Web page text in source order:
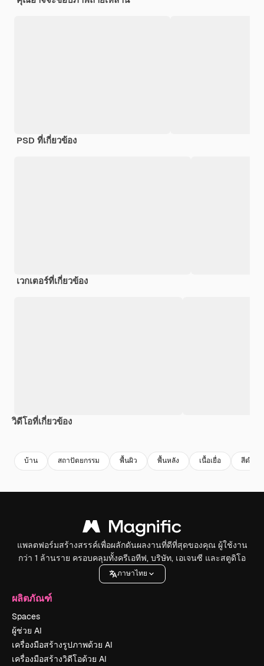
PSD ที่เกี่ยวข้อง
เวกเตอร์ที่เกี่ยวข้อง
วิดีโอที่เกี่ยวข้อง
บ้าน สถาปัตยกรรม พื้นผิว พื้นหลัง เนื้อเยื่อ สีดํา
แพลตฟอร์มสร้างสรรค์เพื่อผลักดันผลงานที่ดีที่สุดของคุณ ผู้ใช้งาน
กว่า 1 ล้านราย ครอบคลุมทั้งครีเอทีฟ, บริษัท, เอเจนซี และสตูดิโอ
ภาษาไทย
ผลิตภัณฑ์
Spaces
ผู้ช่วย AI
เครื่องมือสร้างรูปภาพด้วย AI
เครื่องมือสร้างวิดีโอด้วย AI